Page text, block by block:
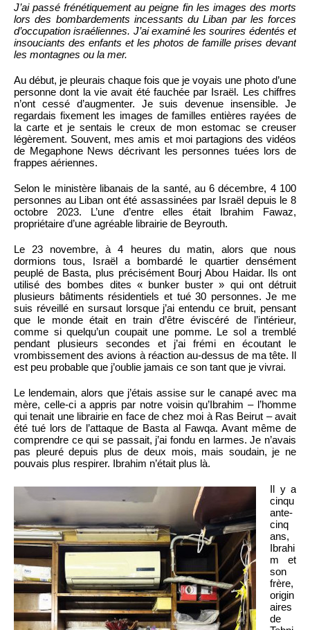
J’ai passé frénétiquement au peigne fin les images des morts
lors des bombardements incessants du Liban par les forces
d’occupation israéliennes. J’ai examiné les sourires édentés et
insouciants des enfants et les photos de famille prises devant
les montagnes ou la mer.
Au début, je pleurais chaque fois que je voyais une photo d’une
personne dont la vie avait été fauchée par Israël. Les chiffres
n’ont cessé d’augmenter. Je suis devenue insensible. Je
regardais fixement les images de familles entières rayées de
la carte et je sentais le creux de mon estomac se creuser
légèrement. Souvent, mes amis et moi partagions des vidéos
de Megaphone News décrivant les personnes tuées lors de
frappes aériennes.
Selon le ministère libanais de la santé, au 6 décembre, 4 100
personnes au Liban ont été assassinées par Israël depuis le 8
octobre 2023. L’une d’entre elles était Ibrahim Fawaz,
propriétaire d’une agréable librairie de Beyrouth.
Le 23 novembre, à 4 heures du matin, alors que nous
dormions tous, Israël a bombardé le quartier densément
peuplé de Basta, plus précisément Bourj Abou Haidar. Ils ont
utilisé des bombes dites « bunker buster » qui ont détruit
plusieurs bâtiments résidentiels et tué 30 personnes. Je me
suis réveillé en sursaut lorsque j’ai entendu ce bruit, pensant
que le monde était en train d’être éviscéré de l’intérieur,
comme si quelqu’un coupait une pomme. Le sol a tremblé
pendant plusieurs secondes et j’ai frémi en écoutant le
vrombissement des avions à réaction au-dessus de ma tête. Il
est peu probable que j’oublie jamais ce son tant que je vivrai.
Le lendemain, alors que j’étais assise sur le canapé avec ma
mère, celle-ci a appris par notre voisin qu’Ibrahim – l’homme
qui tenait une librairie en face de chez moi à Ras Beirut – avait
été tué lors de l’attaque de Basta al Fawqa. Avant même de
comprendre ce qui se passait, j’ai fondu en larmes. Je n’avais
pas pleuré depuis plus de deux mois, mais soudain, je ne
pouvais plus respirer. Ibrahim n’était plus là.
Il y a
cinqu
ante-
cinq
ans,
Ibrahi
m et
son
frère,
origin
aires
de